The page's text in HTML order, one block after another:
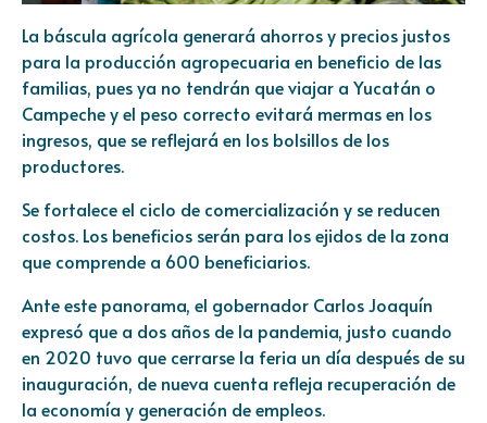
La báscula agrícola generará ahorros y precios justos
para la producción agropecuaria en beneficio de las
familias, pues ya no tendrán que viajar a Yucatán o
Campeche y el peso correcto evitará mermas en los
ingresos, que se reflejará en los bolsillos de los
productores.
Se fortalece el ciclo de comercialización y se reducen
costos. Los beneficios serán para los ejidos de la zona
que comprende a 600 beneficiarios.
Ante este panorama, el gobernador Carlos Joaquín
expresó que a dos años de la pandemia, justo cuando
en 2020 tuvo que cerrarse la feria un día después de su
inauguración, de nueva cuenta refleja recuperación de
la economía y generación de empleos.